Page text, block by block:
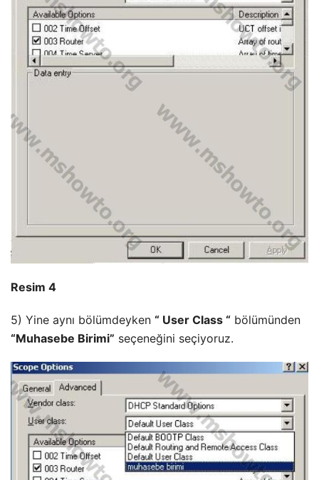
Resim 4
5) Yine aynı bölümdeyken “ User Class “ bölümünden
“Muhasebe Birimi” seçeneğini seçiyoruz.